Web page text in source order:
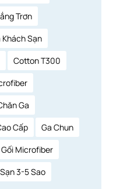
Trơn
Khách Sạn
Cotton T300
Ga
Cấp
Ga Chun
Microfiber
3-5 Sao